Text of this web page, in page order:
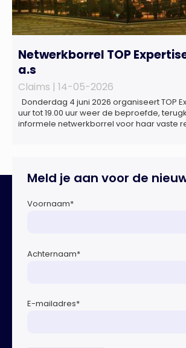
Netwerkborrel TOP
a.s
Claims | 14-05-2026
Donderdag 4 juni 2026 organiseert TOP
uur tot 19.00 uur weer de beproefde,
informele netwerkborrel voor haar vaste
Meld je aan voor de
Voornaam*
Achternaam*
E-mailadres*